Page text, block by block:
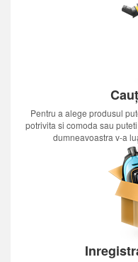
Pentru a alege produsul
potrivita si comoda sau
dumneavoastra v-a